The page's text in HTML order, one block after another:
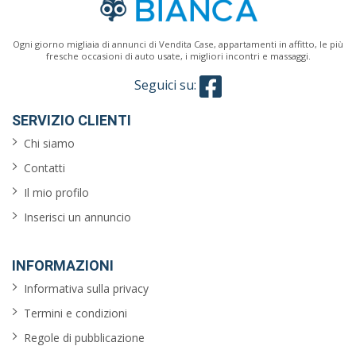
Ogni giorno migliaia di annunci di Vendita Case, appartamenti in affitto, le più
fresche occasioni di auto usate, i migliori incontri e massaggi.
Seguici su:
SERVIZIO CLIENTI
Chi siamo
Contatti
Il mio profilo
Inserisci un annuncio
INFORMAZIONI
Informativa sulla privacy
Termini e condizioni
Regole di pubblicazione